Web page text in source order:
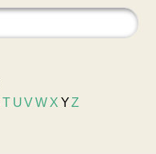
T UVW X YZ